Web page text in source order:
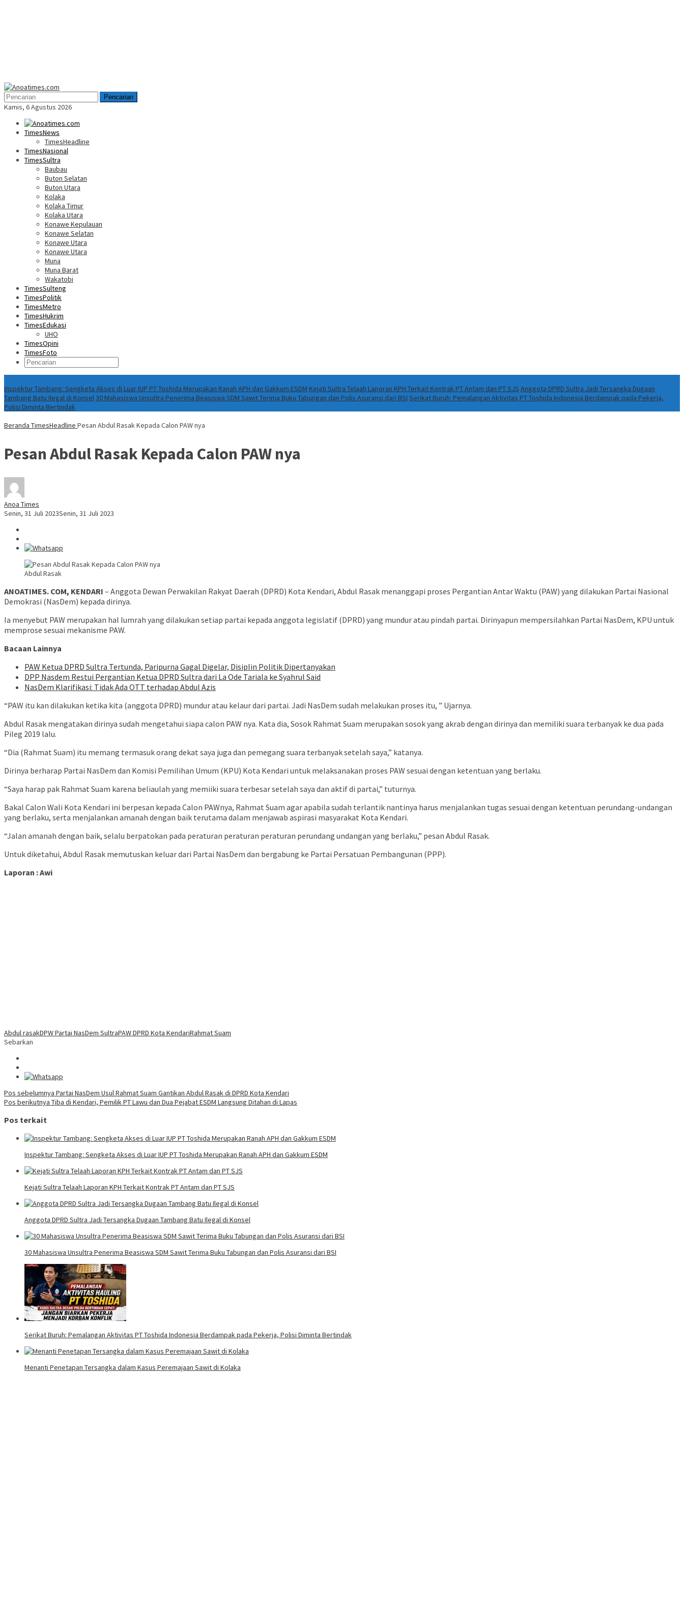
Menu
Mobile
Pencarian
Kamis, 6 Agustus 2026
TimesNews
TimesHeadline
TimesNasional
TimesSultra
Baubau
Buton Selatan
Buton Utara
Kolaka
Kolaka Timur
Kolaka Utara
Konawe Kepulauan
Konawe Selatan
Konawe Utara
Konawe Utara
Muna
Muna Barat
Wakatobi
TimesSulteng
TimesPolitik
TimesMetro
TimesHukrim
TimesEdukasi
UHO
TimesOpini
TimesFoto
Inspektur Tambang: Sengketa Akses di Luar IUP PT Toshida Merupakan Ranah APH dan Gakkum ESDM Kejati Sultra Telaah Laporan KPH Terkait Kontrak PT Antam dan PT SJS Anggota DPRD Sultra Jadi Tersangka Dugaan
Tambang Batu Ilegal di Konsel30 Mahasiswa Unsultra Penerima Beasiswa SDM Sawit Terima Buku Tabungan dan Polis Asuransi dari BSI Serikat Buruh: Pemalangan Aktivitas PT Toshida Indonesia Berdampak pada Pekerja,
Polisi Diminta Bertindak
Beranda TimesHeadline Pesan Abdul Rasak Kepada Calon PAW nya
Pesan Abdul Rasak Kepada Calon PAW nya
Anoa Times
Senin, 31 Juli 2023Senin, 31 Juli 2023
Abdul Rasak
ANOATIMES. COM, KENDARI – Anggota Dewan Perwakilan Rakyat Daerah (DPRD) Kota Kendari, Abdul Rasak menanggapi proses Pergantian Antar Waktu (PAW) yang dilakukan Partai Nasional
Demokrasi (NasDem) kepada dirinya.
Ia menyebut PAW merupakan hal lumrah yang dilakukan setiap partai kepada anggota legislatif (DPRD) yang mundur atau pindah partai. Dirinyapun mempersilahkan Partai NasDem, KPU untuk
memprose sesuai mekanisme PAW.
Bacaan Lainnya
PAW Ketua DPRD Sultra Tertunda, Paripurna Gagal Digelar, Disiplin Politik Dipertanyakan
DPP Nasdem Restui Pergantian Ketua DPRD Sultra dari La Ode Tariala ke Syahrul Said
NasDem Klarifikasi: Tidak Ada OTT terhadap Abdul Azis
“PAW itu kan dilakukan ketika kita (anggota DPRD) mundur atau kelaur dari partai. Jadi NasDem sudah melakukan proses itu, ” Ujarnya.
Abdul Rasak mengatakan dirinya sudah mengetahui siapa calon PAW nya. Kata dia, Sosok Rahmat Suam merupakan sosok yang akrab dengan dirinya dan memiliki suara terbanyak ke dua pada
Pileg 2019 lalu.
“Dia (Rahmat Suam) itu memang termasuk orang dekat saya juga dan pemegang suara terbanyak setelah saya,” katanya.
Dirinya berharap Partai NasDem dan Komisi Pemilihan Umum (KPU) Kota Kendari untuk melaksanakan proses PAW sesuai dengan ketentuan yang berlaku.
“Saya harap pak Rahmat Suam karena beliaulah yang memiiki suara terbesar setelah saya dan aktif di partai,” tuturnya.
Bakal Calon Wali Kota Kendari ini berpesan kepada Calon PAWnya, Rahmat Suam agar apabila sudah terlantik nantinya harus menjalankan tugas sesuai dengan ketentuan perundang-undangan
yang berlaku, serta menjalankan amanah dengan baik terutama dalam menjawab aspirasi masyarakat Kota Kendari.
“Jalan amanah dengan baik, selalu berpatokan pada peraturan peraturan peraturan perundang undangan yang berlaku,” pesan Abdul Rasak.
Untuk diketahui, Abdul Rasak memutuskan keluar dari Partai NasDem dan bergabung ke Partai Persatuan Pembangunan (PPP).
Laporan : Awi
Abdul rasakDPW Partai NasDem SultraPAW DPRD Kota KendariRahmat Suam
Sebarkan
Navigasi
pos
Pos sebelumnya Partai NasDem Usul Rahmat Suam Gantikan Abdul Rasak di DPRD Kota Kendari
Pos berikutnya Tiba di Kendari, Pemilik PT Lawu dan Dua Pejabat ESDM Langsung Ditahan di Lapas
Pos terkait
Inspektur Tambang: Sengketa Akses di Luar IUP PT Toshida Merupakan Ranah APH dan Gakkum ESDM
Kejati Sultra Telaah Laporan KPH Terkait Kontrak PT Antam dan PT SJS
Anggota DPRD Sultra Jadi Tersangka Dugaan Tambang Batu Ilegal di Konsel
30 Mahasiswa Unsultra Penerima Beasiswa SDM Sawit Terima Buku Tabungan dan Polis Asuransi dari BSI
Serikat Buruh: Pemalangan Aktivitas PT Toshida Indonesia Berdampak pada Pekerja, Polisi Diminta Bertindak
Menanti Penetapan Tersangka dalam Kasus Peremajaan Sawit di Kolaka